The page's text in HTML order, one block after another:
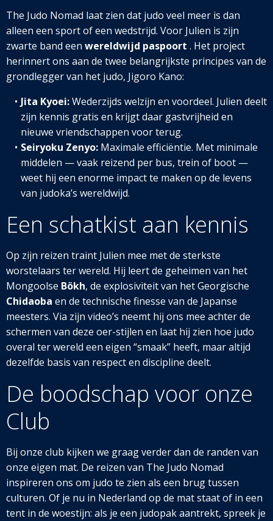
The Judo Nomad laat zien dat judo veel meer is dan
alleen een sport of een wedstrijd. Voor Julien is zijn
zwarte band een wereldwijd paspoort . Het project
herinnert ons aan de twee belangrijkste principes van de
grondlegger van het judo, Jigoro Kano:
Jita Kyoei:Wederzijds welzijn en voordeel. Julien deelt
zijn kennis gratis en krijgt daar gastvrijheid en
nieuwe vriendschappen voor terug.
Seiryoku Zenyo:Maximale efficiëntie. Met minimale
middelen — vaak reizend per bus, trein of boot —
weet hij een enorme impact te maken op de levens
van judoka’s wereldwijd.
Een schatkist aan kennis
Op zijn reizen traint Julien mee met de sterkste
worstelaars ter wereld. Hij leert de geheimen van het
Mongoolse Bökh, de explosiviteit van het Georgische
Chidaoba en de technische finesse van de Japanse
meesters. Via zijn video’s neemt hij ons mee achter de
schermen van deze oer-stijlen en laat hij zien hoe judo
overal ter wereld een eigen “smaak” heeft, maar altijd
dezelfde basis van respect en discipline deelt.
De boodschap voor onze
Club
Bij onze club kijken we graag verder dan de randen van
onze eigen mat. De reizen van The Judo Nomad
inspireren ons om judo te zien als een brug tussen
culturen. Of je nu in Nederland op de mat staat of in een
tent in de woestijn: als je een judopak aantrekt, spreek je